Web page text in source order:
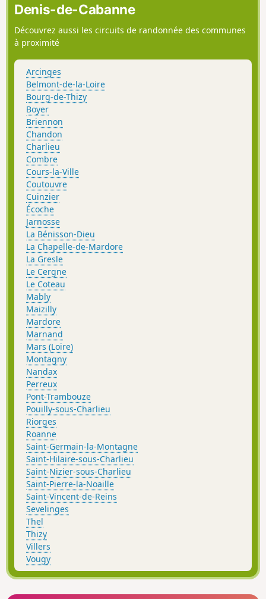
Denis-de-Cabanne
Découvrez aussi les circuits de randonnée des communes
à proximité
Arcinges
Belmont-de-la-Loire
Bourg-de-Thizy
Boyer
Briennon
Chandon
Charlieu
Combre
Cours-la-Ville
Coutouvre
Cuinzier
Écoche
Jarnosse
La Bénisson-Dieu
La Chapelle-de-Mardore
La Gresle
Le Cergne
Le Coteau
Mably
Maizilly
Mardore
Marnand
Mars (Loire)
Montagny
Nandax
Perreux
Pont-Trambouze
Pouilly-sous-Charlieu
Riorges
Roanne
Saint-Germain-la-Montagne
Saint-Hilaire-sous-Charlieu
Saint-Nizier-sous-Charlieu
Saint-Pierre-la-Noaille
Saint-Vincent-de-Reins
Sevelinges
Thel
Thizy
Villers
Vougy